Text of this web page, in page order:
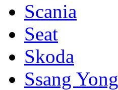
Scania
Seat
Skoda
Ssang Yong